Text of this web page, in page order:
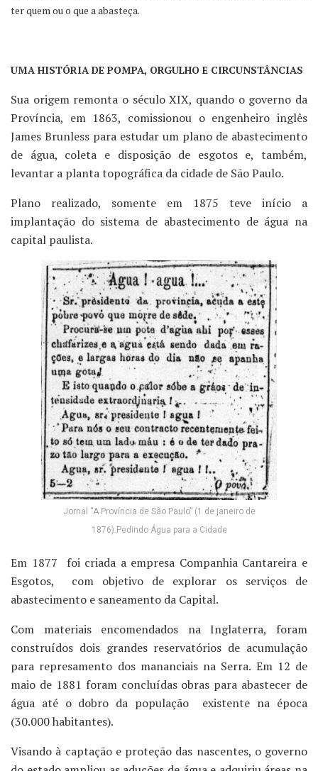
ter quem ou o que a abasteça.
UMA HISTÓRIA DE POMPA, ORGULHO E CIRCUNSTÂNCIAS
Sua origem remonta o século XIX, quando o governo da
Província, em 1863, comissionou o engenheiro inglês
James Brunless para estudar um plano de abastecimento
de água, coleta e disposição de esgotos e, também,
levantar a planta topográfica da cidade de São Paulo.
Plano realizado, somente em 1875 teve início a
implantação do sistema de abastecimento de água na
capital paulista.
Jornal “A Província de São Paulo” (1 de janeiro de
1876).Pedindo Água para a Cidade
Em 1877 foi criada a empresa Companhia Cantareira e
Esgotos, com objetivo de explorar os serviços de
abastecimento e saneamento da Capital.
Com materiais encomendados na Inglaterra, foram
construídos dois grandes reservatórios de acumulação
para represamento dos mananciais na Serra. Em 12 de
maio de 1881 foram concluídas obras para abastecer de
água até o dobro da população existente na época
(30.000 habitantes).
Visando à captação e proteção das nascentes, o governo